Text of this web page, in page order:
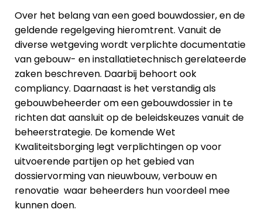
Over het belang van een goed bouwdossier, en de
geldende regelgeving hieromtrent. Vanuit de
diverse wetgeving wordt verplichte documentatie
van gebouw- en installatietechnisch gerelateerde
zaken beschreven. Daarbij behoort ook
compliancy. Daarnaast is het verstandig als
gebouwbeheerder om een gebouwdossier in te
richten dat aansluit op de beleidskeuzes vanuit de
beheerstrategie. De komende Wet
Kwaliteitsborging legt verplichtingen op voor
uitvoerende partijen op het gebied van
dossiervorming van nieuwbouw, verbouw en
renovatie waar beheerders hun voordeel mee
kunnen doen.